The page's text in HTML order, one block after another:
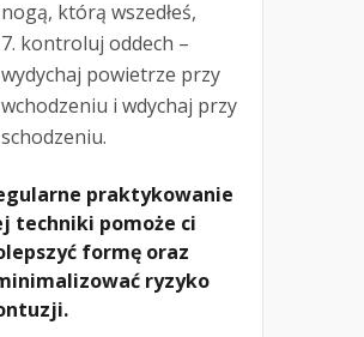
nogą, którą wszedłeś,
kontroluj oddech –
wydychaj powietrze przy
wchodzeniu i wdychaj przy
schodzeniu.
praktykowanie
techniki pomoże ci
formę oraz
ryzyko